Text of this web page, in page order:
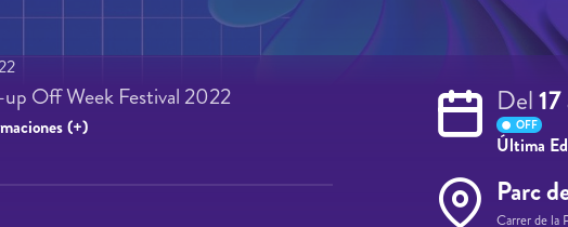
Del
OFF
Última
Parc
Carrer de la
Off Week Festival 2022
(+)